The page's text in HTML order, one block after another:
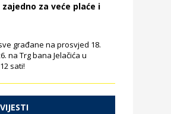
za veće plaće i
građane na prosvjed 18.
na Trg bana Jelačića u
sati!